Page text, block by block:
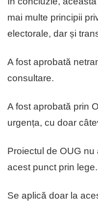
mai multe principii
electorale, dar și
A fost aprobată
consultare.
A fost aprobată prin
urgența, cu doar
Proiectul de OUG
acest punct prin lege.
Se aplică doar la